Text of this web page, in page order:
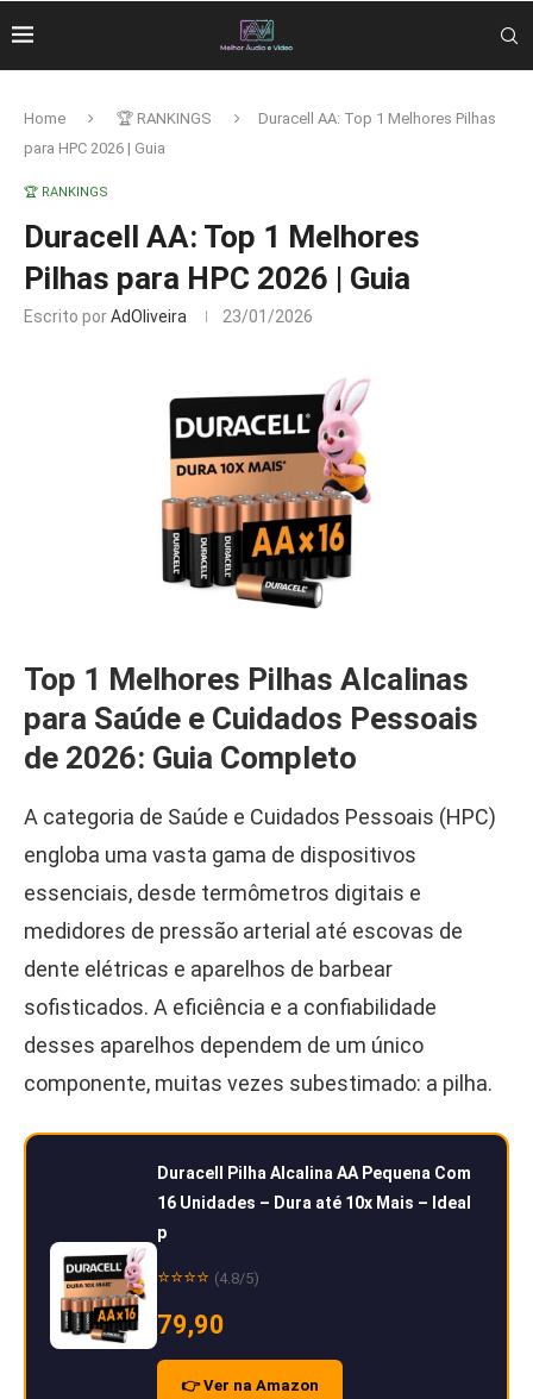
Home 🏆 RANKINGS
Duracell AA: Top 1 Melhores Pilhas
para HPC 2026 | Guia
🏆 RANKINGS
Duracell AA: Top 1 Melhores
Pilhas para HPC 2026 | Guia
Escrito porAdOliveira 23/01/2026
Top 1 Melhores Pilhas Alcalinas
para Saúde e Cuidados Pessoais
de 2026: Guia Completo
A categoria de Saúde e Cuidados Pessoais (HPC)
engloba uma vasta gama de dispositivos
essenciais, desde termômetros digitais e
medidores de pressão arterial até escovas de
dente elétricas e aparelhos de barbear
sofisticados. A eficiência e a confiabilidade
desses aparelhos dependem de um único
componente, muitas vezes subestimado: a pilha.
Duracell Pilha Alcalina AA Pequena Com
16 Unidades – Dura até 10x Mais – Ideal
p
⭐⭐⭐⭐ (4.8/5)
79,90
👉 Ver na Amazon